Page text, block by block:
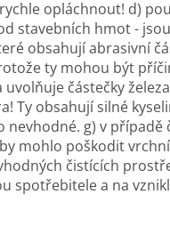
opláchnout! d)
stavebních hmot -
obsahují abrasivní
ty mohou být
částečky
Ty obsahují silné
g) v
mohlo poškodit
čistících
spotřebitele a na